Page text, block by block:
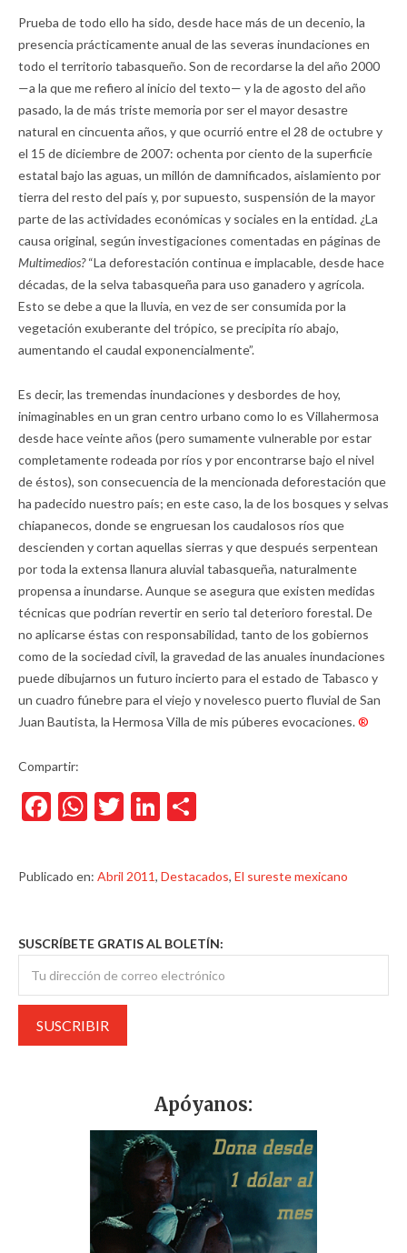
Prueba de todo ello ha sido, desde hace más de un decenio, la
presencia prácticamente anual de las severas inundaciones en
todo el territorio tabasqueño. Son de recordarse la del año 2000
—a la que me refiero al inicio del texto— y la de agosto del año
pasado, la de más triste memoria por ser el mayor desastre
natural en cincuenta años, y que ocurrió entre el 28 de octubre y
el 15 de diciembre de 2007: ochenta por ciento de la superficie
estatal bajo las aguas, un millón de damnificados, aislamiento por
tierra del resto del país y, por supuesto, suspensión de la mayor
parte de las actividades económicas y sociales en la entidad. ¿La
causa original, según investigaciones comentadas en páginas de
Multimedios?“La deforestación continua e implacable, desde hace
décadas, de la selva tabasqueña para uso ganadero y agrícola.
Esto se debe a que la lluvia, en vez de ser consumida por la
vegetación exuberante del trópico, se precipita río abajo,
aumentando el caudal exponencialmente”.
Es decir, las tremendas inundaciones y desbordes de hoy,
inimaginables en un gran centro urbano como lo es Villahermosa
desde hace veinte años (pero sumamente vulnerable por estar
completamente rodeada por ríos y por encontrarse bajo el nivel
de éstos), son consecuencia de la mencionada deforestación que
ha padecido nuestro país; en este caso, la de los bosques y selvas
chiapanecos, donde se engruesan los caudalosos ríos que
descienden y cortan aquellas sierras y que después serpentean
por toda la extensa llanura aluvial tabasqueña, naturalmente
propensa a inundarse. Aunque se asegura que existen medidas
técnicas que podrían revertir en serio tal deterioro forestal. De
no aplicarse éstas con responsabilidad, tanto de los gobiernos
como de la sociedad civil, la gravedad de las anuales inundaciones
puede dibujarnos un futuro incierto para el estado de Tabasco y
un cuadro fúnebre para el viejo y novelesco puerto fluvial de San
Juan Bautista, la Hermosa Villa de mis púberes evocaciones.®
Compartir:
Facebook
WhatsApp
TwitterLinkedIn
Publicado en: Abril 2011, Destacados, El sureste mexicano
SUSCRÍBETE GRATIS AL BOLETÍN:
Apóyanos: